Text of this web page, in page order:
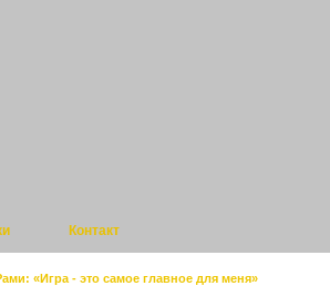
Контакт
«Игра - это самое главное для меня»